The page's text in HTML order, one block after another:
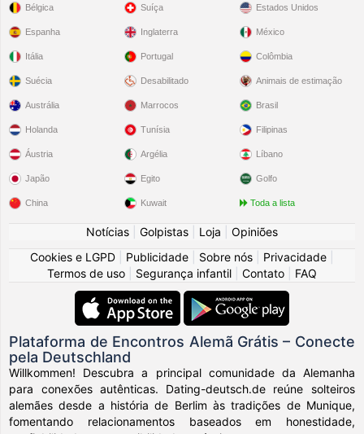
Bélgica
Espanha
Itália
Suécia
Suíça
Inglaterra
Portugal
Desabilitado
Estados Unidos
México
Colômbia
Animais de estimação
Austrália
Holanda
Áustria
Japão
China
Marrocos
Tunísia
Argélia
Egito
Kuwait
Brasil
Filipinas
Líbano
Golfo
Toda a lista
Notícias Golpistas Loja
Opiniões
Cookies e LGPD
Publicidade Sobre nós Privacidade
Termos de uso
Segurança infantil Contato FAQ
Plataforma de Encontros Alemã Grátis – Conecte
pela Deutschland
Willkommen! Descubra a principal comunidade da Alemanha
para conexões autênticas. Dating-deutsch.de reúne solteiros
alemães desde a história de Berlim às tradições de Munique,
fomentando relacionamentos baseados em honestidade,